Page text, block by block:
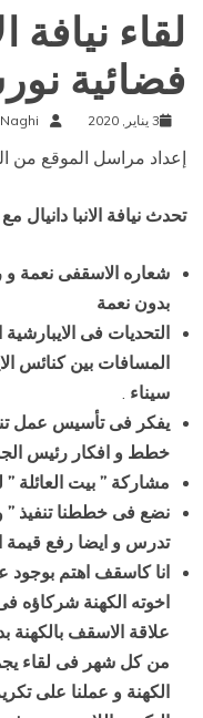
لقاء نيافة
فضائية
3 يناير, 2020 Naghi
إعداد مراسل الموقع من
تحدث نيافة الانبا
شعاره الاسقفى نعمة و
بدون نعمة
التحديات فى
المسافات بين كنائس
سيناء .
يفكر فى تأسيس عمل
خطط و افكار رئيس
مشاركة ” بيت العائلة
نضع فى خططنا تنفيذ ”
تدرس و ايضا رفع قيمة
انا كاسقف اهتم
اخوته الكهنة شركاؤه
علاقة الاسقف بالكهنة
من كل شهر فى لقاء
الكهنة و عملنا على